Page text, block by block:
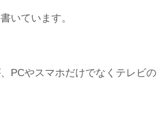
いています。
PCやスマホだけでなくテレビの